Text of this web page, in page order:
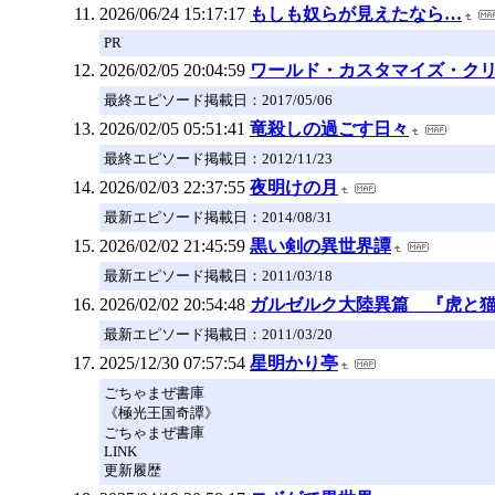
2026/06/24 15:17:17 もしも奴らが見えたなら…
PR
2026/02/05 20:04:59 ワールド・カスタマイズ・ク
最終エピソード掲載日：2017/05/06
2026/02/05 05:51:41 竜殺しの過ごす日々
最終エピソード掲載日：2012/11/23
2026/02/03 22:37:55 夜明けの月
最新エピソード掲載日：2014/08/31
2026/02/02 21:45:59 黒い剣の異世界譚
最新エピソード掲載日：2011/03/18
2026/02/02 20:54:48 ガルゼルク大陸異篇 『虎と猫
最新エピソード掲載日：2011/03/20
2025/12/30 07:57:54 星明かり亭
ごちゃまぜ書庫
《極光王国奇譚》
ごちゃまぜ書庫
LINK
更新履歴